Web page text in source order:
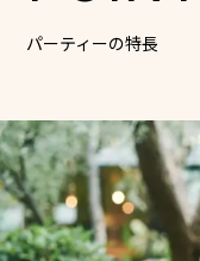
パーティーの特長